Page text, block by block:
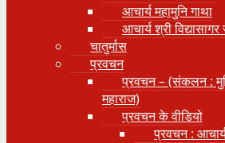
आचार्य महामुनि गाथा
आचार्य श्री विद्यासागर
चातुर्मास
प्रवचन
प्रवचन – (संकलन :
महाराज)
प्रवचन के वीडियो
प्रवचन :